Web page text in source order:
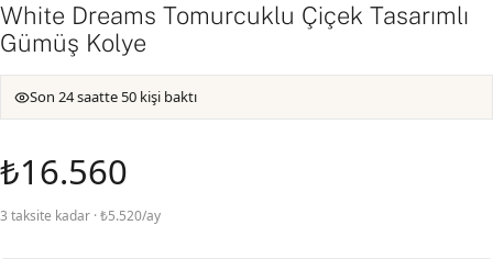
White Dreams Tomurcuklu Çiçek Tasarımlı
Gümüş Kolye
Son 24 saatte 50 kişi baktı
₺16.560
3 taksite kadar · ₺5.520/ay